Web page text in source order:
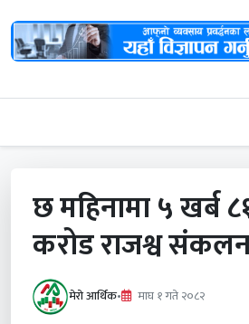
छ महिनामा ५ खर्ब
करोड राजश्व
मेरो आर्थिक• माघ १ गते २०८२